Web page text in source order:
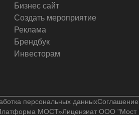
Бизнес сайт
Создать мероприятие
Реклама
Брендбук
Инвесторам
персональных данных
МОСТ»Лицензиат ООО "Мост